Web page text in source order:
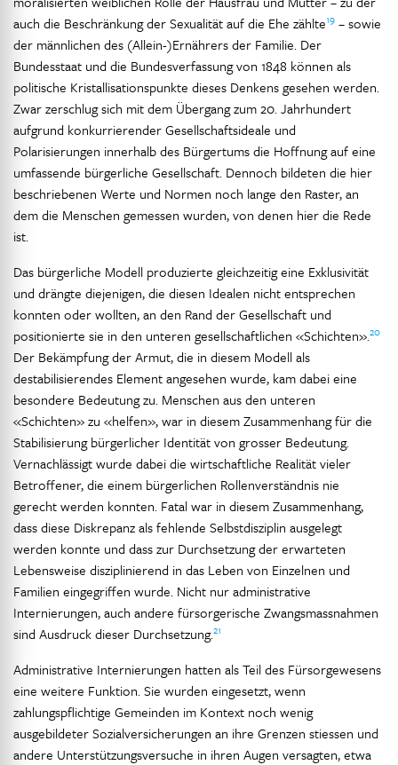
auch die Beschränkung der Sexualität auf die Ehe zählte19 – sowie
der männlichen des (Allein-)Ernährers der Familie. Der
Bundesstaat und die Bundesverfassung von 1848 können als
politische Kristallisationspunkte dieses Denkens gesehen werden.
Zwar zerschlug sich mit dem Übergang zum 20. Jahrhundert
aufgrund konkurrierender Gesellschaftsideale und
Polarisierungen innerhalb des Bürgertums die Hoffnung auf eine
umfassende bürgerliche Gesellschaft. Dennoch bildeten die hier
beschriebenen Werte und Normen noch lange den Raster, an
dem die Menschen gemessen wurden, von denen hier die Rede
ist.
Das bürgerliche Modell produzierte gleichzeitig eine Exklusivität
und drängte diejenigen, die diesen Idealen nicht entsprechen
konnten oder wollten, an den Rand der Gesellschaft und
positionierte sie in den unteren gesellschaftlichen «Schichten».20
Der Bekämpfung der Armut, die in diesem Modell als
destabilisierendes Element angesehen wurde, kam dabei eine
besondere Bedeutung zu. Menschen aus den unteren
«Schichten» zu «helfen», war in diesem Zusammenhang für die
Stabilisierung bürgerlicher Identität von grosser Bedeutung.
Vernachlässigt wurde dabei die wirtschaftliche Realität vieler
Betroffener, die einem bürgerlichen Rollenverständnis nie
gerecht werden konnten. Fatal war in diesem Zusammenhang,
dass diese Diskrepanz als fehlende Selbstdisziplin ausgelegt
werden konnte und dass zur Durchsetzung der erwarteten
Lebensweise disziplinierend in das Leben von Einzelnen und
Familien eingegriffen wurde. Nicht nur administrative
Internierungen, auch andere fürsorgerische Zwangsmassnahmen
sind Ausdruck dieser Durchsetzung.21
Administrative Internierungen hatten als Teil des Fürsorgewesens
eine weitere Funktion. Sie wurden eingesetzt, wenn
zahlungspflichtige Gemeinden im Kontext noch wenig
ausgebildeter Sozialversicherungen an ihre Grenzen stiessen und
andere Unterstützungsversuche in ihren Augen versagten, etwa